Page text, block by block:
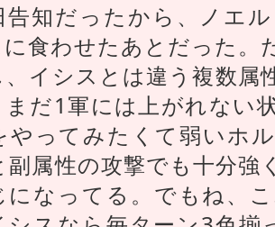
告知だったから、ノエ
食わせたあとだった。
イシスとは違う複数属
だ1軍には上がれない
やってみたくて弱いホ
副属性の攻撃でも十分強
になってる。でもね、